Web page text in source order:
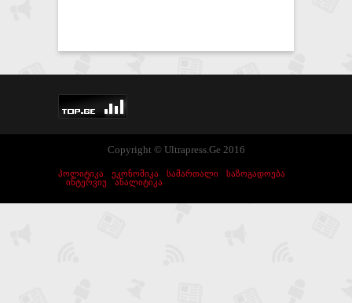
Copyright © Ultrapress.Ge 2016
ᲞᲝᲚᲘᲢᲘᲙᲐ ᲔᲙᲝᲜᲝᲛᲘᲙᲐ ᲡᲐᲛᲐᲠᲗᲐᲚᲘ
ᲡᲐᲖᲝᲒᲐᲓᲝᲔᲑᲐ
ᲘᲜᲢᲔᲠᲕᲘᲣ
ᲐᲜᲐᲚᲘᲢᲘᲙᲐ